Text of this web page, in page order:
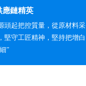
應鏈精英
頭起把控質量，從原材料采
堅守工匠精神，堅持把增白
”